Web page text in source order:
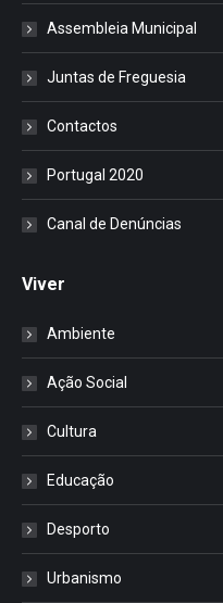
Assembleia Municipal
Juntas de Freguesia
Contactos
Portugal 2020
Canal de Denúncias
Viver
Ambiente
Ação Social
Cultura
Educação
Desporto
Urbanismo